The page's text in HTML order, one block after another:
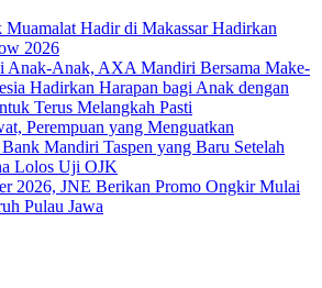
Hadir di Makassar Hadirkan
2026
Anak-Anak, AXA Mandiri Bersama Make-
Hadirkan Harapan bagi Anak dengan
Terus Melangkah Pasti
Perempuan yang Menguatkan
Mandiri Taspen yang Baru Setelah
Lolos Uji OJK
2026, JNE Berikan Promo Ongkir Mulai
Pulau Jawa